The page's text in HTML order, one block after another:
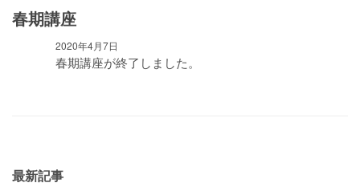
春期講座
2020年4月7日
春期講座が終了しました。
最新記事